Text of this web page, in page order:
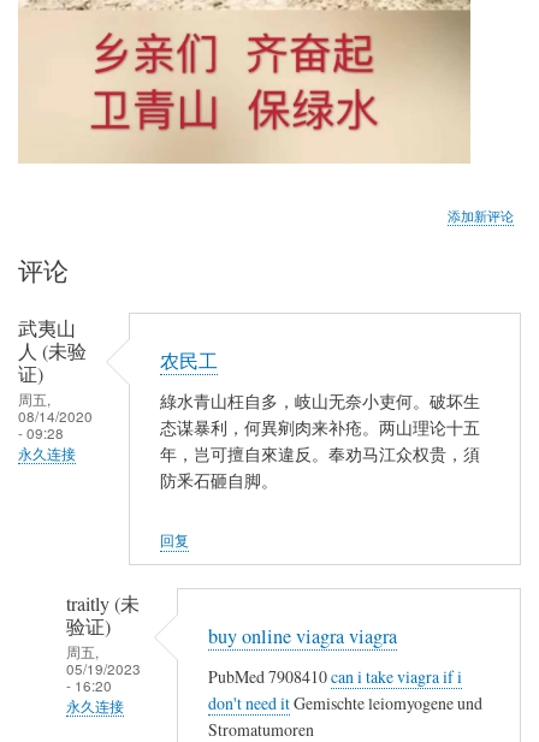
添加新评论
评论
武夷山
人 (未验
证)
周五,
08/14/2020
- 09:28
永久连接
农民工
綠水青山枉自多，岐山无奈小吏何。破坏生
态谋暴利，何異剜肉来补疮。两山理论十五
年，岂可擅自來違反。奉劝马江众权贵，須
防釆石砸自脚。
回复
traitly (未
验证)
周五,
05/19/2023
- 16:20
永久连接
buy online viagra viagra
PubMed 7908410can i take viagra if i
don't need itGemischte leiomyogene und
Stromatumoren